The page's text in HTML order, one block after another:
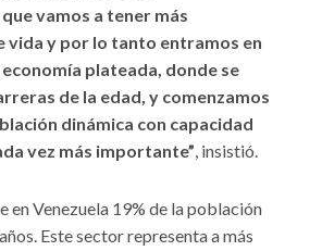
vamos a tener más
vida y por lo tanto entramos en
economía plateada, donde se
de la edad, y comenzamos
dinámica con capacidad
vez más importante”, insistió.
en Venezuela 19% de la población
Este sector representa a más